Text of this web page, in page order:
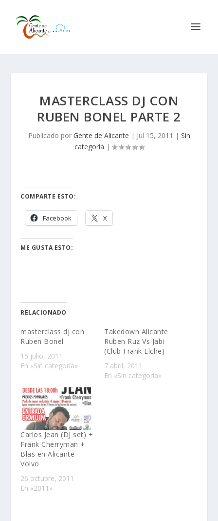
MASTERCLASS DJ CON
RUBEN BONEL PARTE 2
Publicado por Gente de Alicante | Jul 15, 2011 | Sin
categoría |
COMPARTE ESTO:
Facebook X
ME GUSTA ESTO:
RELACIONADO
masterclass dj con
Ruben Bonel
15 julio, 2011
En «Sin categoría»
Takedown Alicante
Ruben Ruz Vs Jabi
(Club Frank Elche)
7 abril, 2011
En «Sin categoría»
Carlos Jean (DJ set) +
Frank Cherryman +
Blas en Alicante
Volvo
26 octubre, 2011
En «2011»